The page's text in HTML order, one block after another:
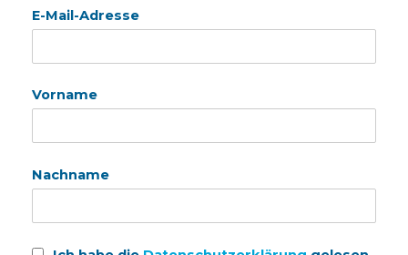
E-Mail-Adresse
Vorname
Nachname